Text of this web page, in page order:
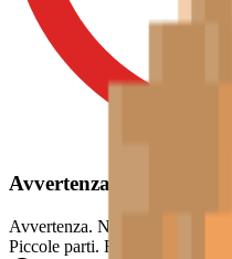
Avvertenza di Sicurezza
Avvertenza. Non adatto a
Piccole parti. Rischio di